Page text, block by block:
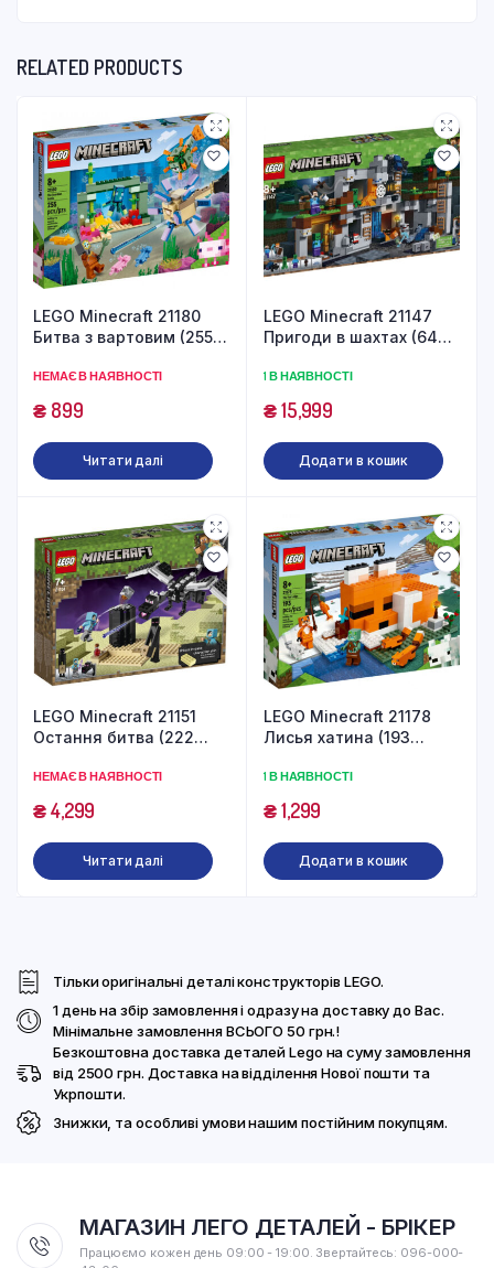
RELATED PRODUCTS
LEGO Minecraft 21180
Битва з вартовим (255
НЕМАЄ В НАЯВНОСТІ
₴899
Читати далі
LEGO Minecraft 21147
Пригоди в шахтах (644
1 В НАЯВНОСТІ
₴15,999
Додати в кошик
LEGO Minecraft 21151
Остання битва (222
НЕМАЄ В НАЯВНОСТІ
₴4,299
Читати далі
LEGO Minecraft 21178
Лисья хатина (193
1 В НАЯВНОСТІ
₴1,299
Додати в кошик
Тільки оригінальні деталі конструкторів LEGO.
1 день на збір замовлення і одразу на доставку до Вас.
Мінімальне замовлення ВСЬОГО 50 грн.!
Безкоштовна доставка деталей Lego на суму замовлення
від 2500 грн. Доставка на відділення Нової пошти та
Укрпошти.
Знижки, та особливі умови нашим постійним покупцям.
МАГАЗИН ЛЕГО ДЕТАЛЕЙ - БРІКЕР
Працюємо кожен день 09:00 - 19:00. Звертайтесь: 096-000-